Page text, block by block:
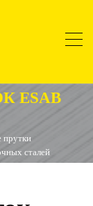
ESAB
прутки
сталей